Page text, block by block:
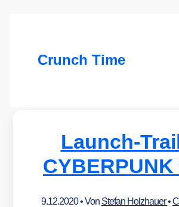
Crunch Time
Launch-
CYBERPUNK
9.12.2020• Von Stefan Holzhauer•